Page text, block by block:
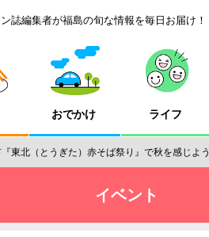
誌編集者が福島の旬な情報を毎日お届け！
おでかけ ライフ
東北（とうぎた）赤そば祭り』で秋を感じよう
イベント